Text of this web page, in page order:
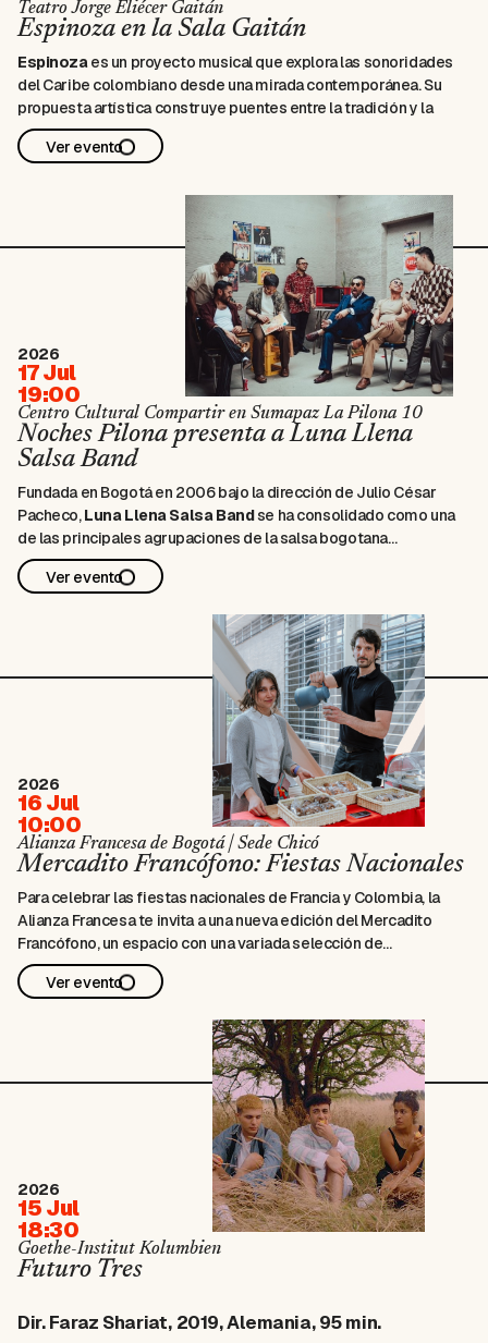
Teatro Jorge Eliécer Gaitán
Espinoza en la Sala Gaitán
Espinozaes un proyecto musical que explora las sonoridades
del Caribe colombiano desde una mirada contemporánea. Su
propuesta artística construye puentes entre la tradición y la
experimentación, reuniendo ritmos de raíz afrocaribeña con
influencias provenientes de la música popular y alternativa.
Ver evento
2026
17 Jul
19:00
Centro Cultural Compartir en Sumapaz La Pilona 10
Noches Pilona presenta a Luna Llena
Salsa Band
Fundada en Bogotá en 2006 bajo la dirección de Julio César
Pacheco,Luna Llena Salsa Bandse ha consolidado como una
de las principales agrupaciones de la salsa bogotana
contemporánea. Su trayectoria incluye cuatro álbumes de
estudio, un disco en vivo, numerosos sencillos y presentaciones
Ver evento
2026
16 Jul
10:00
Alianza Francesa de Bogotá | Sede Chicó
Mercadito Francófono: Fiestas Nacionales
Para celebrar las fiestas nacionales de Francia y Colombia, la
Alianza Francesa te invita a una nueva edición del Mercadito
Francófono, un espacio con una variada selección de
emprendimientos cuyos productos celebran la unión de ambas
culturas. Este encuentro busca promover la creatividad y el
Ver evento
2026
15 Jul
18:30
Goethe-Institut Kolumbien
Futuro Tres
Dir. Faraz Shariat, 2019, Alemania, 95 min.